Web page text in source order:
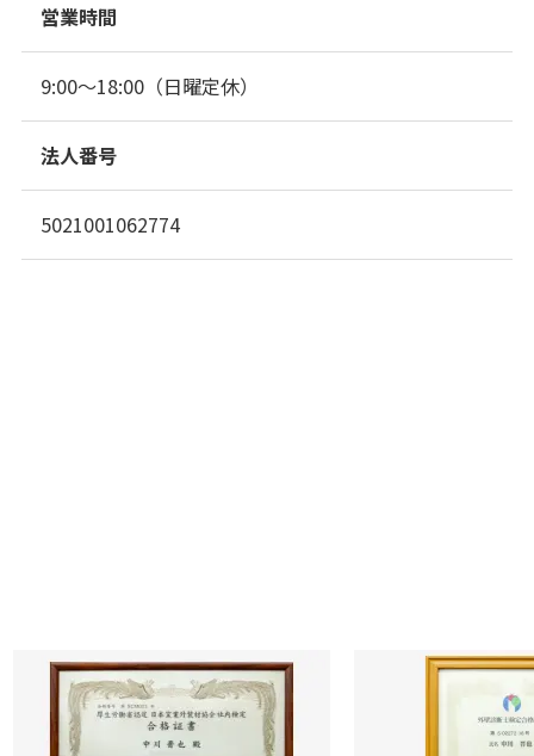
営業時間
9:00～18:00（日曜定休）
法人番号
5021001062774